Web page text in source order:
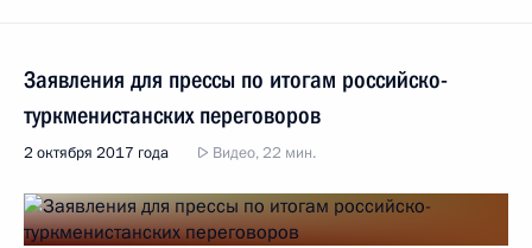
Заявления для прессы по итогам российско-
туркменистанских переговоров
2 октября 2017 года Видео, 22 мин.